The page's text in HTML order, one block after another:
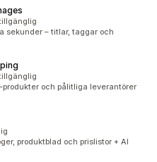
sekunder – titlar, taggar och
och pålitliga leverantörer
produktblad och prislistor + AI